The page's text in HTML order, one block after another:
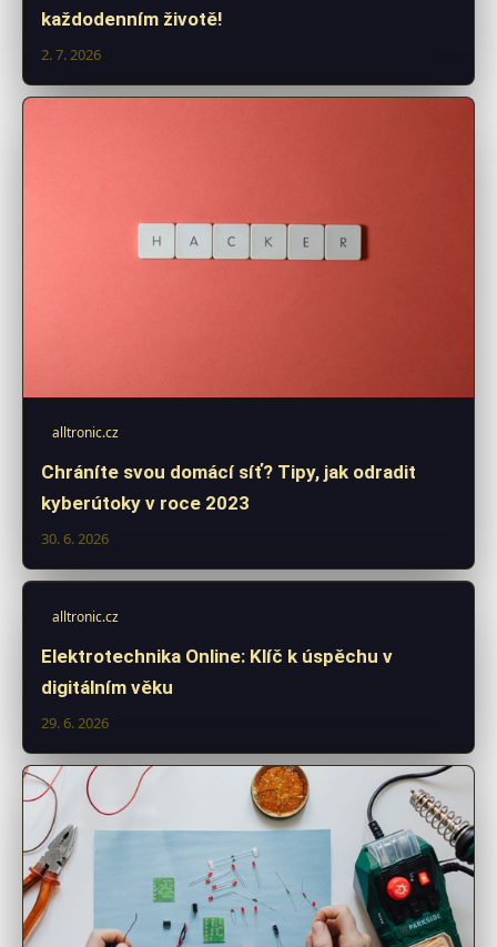
každodenním životě!
2. 7. 2026
alltronic.cz
Chráníte svou domácí síť? Tipy, jak odradit
kyberútoky v roce 2023
30. 6. 2026
alltronic.cz
Elektrotechnika Online: Klíč k úspěchu v
digitálním věku
29. 6. 2026